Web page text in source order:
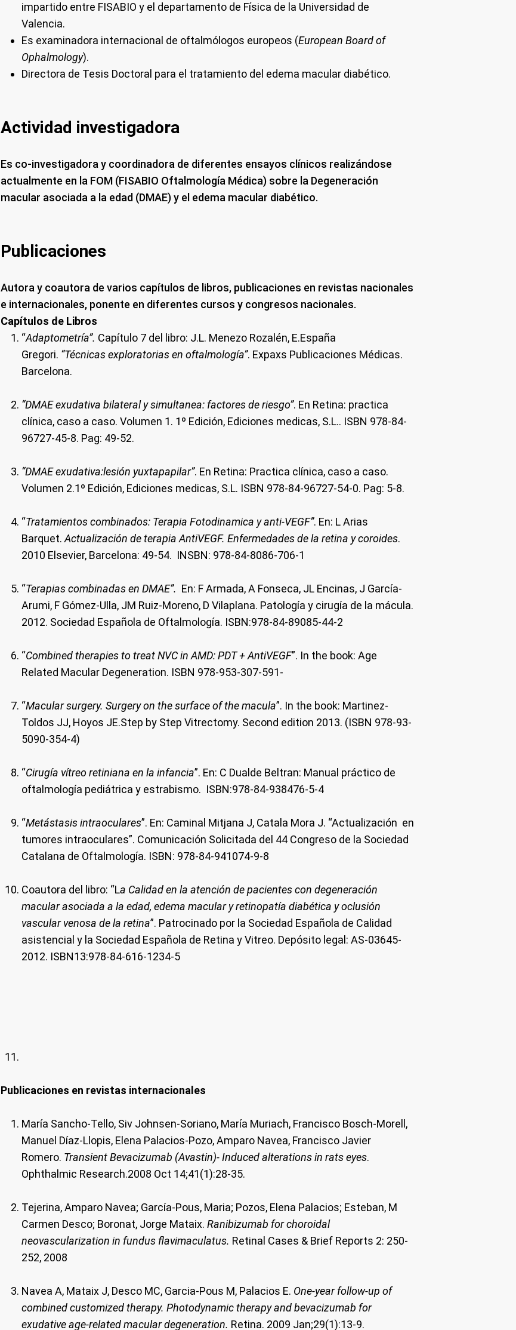
impartido entre FISABIO y el departamento de Física de la Universidad de
Valencia.
Es examinadora internacional de oftalmólogos europeos (European Board of
Ophalmology).
Directora de Tesis Doctoral para el tratamiento del edema macular diabético.
Actividad investigadora
Es co-investigadora y coordinadora de diferentes ensayos clínicos realizándose
actualmente en la FOM (FISABIO Oftalmología Médica) sobre la Degeneración
macular asociada a la edad (DMAE) y el edema macular diabético.
Publicaciones
Autora y coautora de varios capítulos de libros, publicaciones en revistas nacionales
e internacionales, ponente en diferentes cursos y congresos nacionales.
Capítulos de Libros
“Adaptometría”. Capítulo 7 del libro: J.L. Menezo Rozalén, E.España
Gregori. “Técnicas exploratorias en oftalmología”. Expaxs Publicaciones Médicas.
Barcelona.
“DMAE exudativa bilateral y simultanea: factores de riesgo”. En Retina: practica
clínica, caso a caso. Volumen 1. 1º Edición, Ediciones medicas, S.L.. ISBN 978-84-
96727-45-8. Pag: 49-52.
“DMAE exudativa:lesión yuxtapapilar”. En Retina: Practica clínica, caso a caso.
Volumen 2.1º Edición, Ediciones medicas, S.L. ISBN 978-84-96727-54-0. Pag: 5-8.
“Tratamientos combinados: Terapia Fotodinamica y anti-VEGF”. En: L Arias
Barquet.Actualización de terapia AntiVEGF. Enfermedades de la retina y coroides.
2010 Elsevier, Barcelona: 49-54. INSBN: 978-84-8086-706-1
“Terapias combinadas en DMAE”. En: F Armada, A Fonseca, JL Encinas, J García-
Arumi, F Gómez-Ulla, JM Ruiz-Moreno, D Vilaplana. Patología y cirugía de la mácula.
2012. Sociedad Española de Oftalmología. ISBN:978-84-89085-44-2
“Combined therapies to treat NVC in AMD: PDT + AntiVEGF”. In the book: Age
Related Macular Degeneration. ISBN 978-953-307-591-
“Macular surgery. Surgery on the surface of the macula”. In the book: Martinez-
Toldos JJ, Hoyos JE.Step by Step Vitrectomy. Second edition 2013. (ISBN 978-93-
5090-354-4)
“Cirugía vítreo retiniana en la infancia”. En: C Dualde Beltran: Manual práctico de
oftalmología pediátrica y estrabismo. ISBN:978-84-938476-5-4
“Metástasis intraoculares”. En: Caminal Mitjana J, Catala Mora J. “Actualización en
tumores intraoculares”. Comunicación Solicitada del 44 Congreso de la Sociedad
Catalana de Oftalmología. ISBN: 978-84-941074-9-8
Coautora del libro: “La Calidad en la atención de pacientes con degeneración
macular asociada a la edad, edema macular y retinopatía diabética y oclusión
vascular venosa de la retina”. Patrocinado por la Sociedad Española de Calidad
asistencial y la Sociedad Española de Retina y Vitreo. Depósito legal: AS-03645-
2012. ISBN13:978-84-616-1234-5
Publicaciones en revistas internacionales
María Sancho-Tello, Siv Johnsen-Soriano, María Muriach, Francisco Bosch-Morell,
Manuel Díaz-Llopis, Elena Palacios-Pozo, Amparo Navea, Francisco Javier
Romero. Transient Bevacizumab (Avastin)- Induced alterations in rats eyes.
Ophthalmic Research.2008 Oct 14;41(1):28-35.
Tejerina, Amparo Navea; García-Pous, Maria; Pozos, Elena Palacios; Esteban, M
Carmen Desco; Boronat, Jorge Mataix.Ranibizumab for choroidal
neovascularization in fundus flavimaculatus. Retinal Cases & Brief Reports 2: 250-
252, 2008
Navea A, Mataix J, Desco MC, Garcia-Pous M, Palacios E. One-year follow-up of
combined customized therapy. Photodynamic therapy and bevacizumab for
exudative age-related macular degeneration. Retina. 2009 Jan;29(1):13-9.